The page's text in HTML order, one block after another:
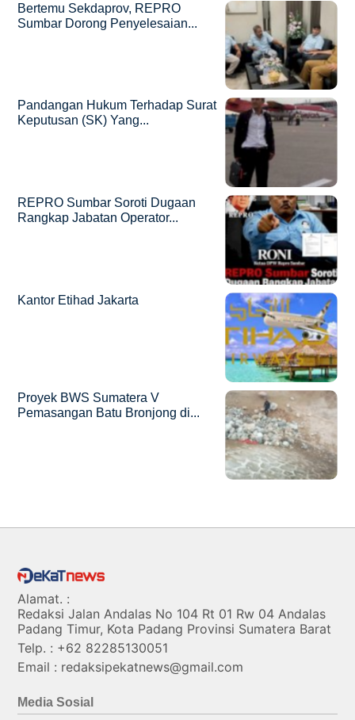
Bertemu Sekdaprov, REPRO
Sumbar Dorong Penyelesaian...
Pandangan Hukum Terhadap Surat
Keputusan (SK) Yang...
REPRO Sumbar Soroti Dugaan
Rangkap Jabatan Operator...
Kantor Etihad Jakarta
Proyek BWS Sumatera V
Pemasangan Batu Bronjong di...
Alamat. :
Redaksi Jalan Andalas No 104 Rt 01 Rw 04 Andalas
Padang Timur, Kota Padang Provinsi Sumatera Barat
Telp. : +62 82285130051
Email : redaksipekatnews@gmail.com
Media Sosial